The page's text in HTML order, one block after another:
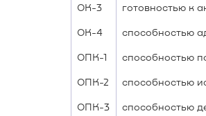
ОК-3 готовностью к
ОК-4 способностью
ОПК-1 способностью
ОПК-2 способностью
ОПК-3 способностью